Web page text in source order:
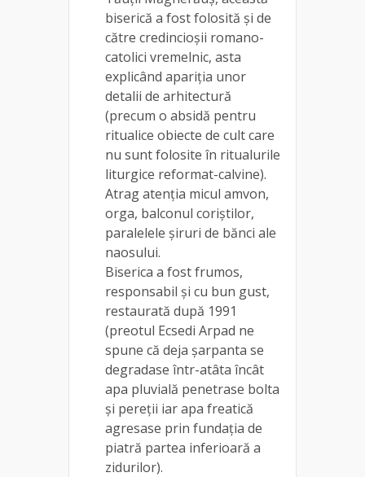
biserică a fost folosită și de
către credincioșii romano-
catolici vremelnic, asta
explicând apariția unor
detalii de arhitectură
(precum o absidă pentru
ritualice obiecte de cult care
nu sunt folosite în ritualurile
liturgice reformat-calvine).
Atrag atenția micul amvon,
orga, balconul coriștilor,
paralelele șiruri de bănci ale
naosului.
Biserica a fost frumos,
responsabil și cu bun gust,
restaurată după 1991
(preotul Ecsedi Arpad ne
spune că deja șarpanta se
degradase într-atâta încât
apa pluvială penetrase bolta
și pereții iar apa freatică
agresase prin fundația de
piatră partea inferioară a
zidurilor).